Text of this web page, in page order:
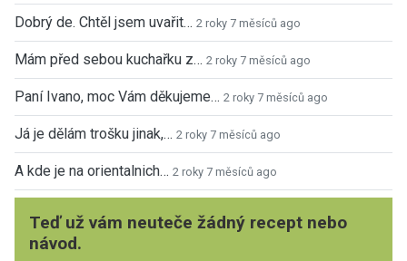
Dobrý de. Chtěl jsem uvařit… 2 roky 7 měsíců ago
Mám před sebou kuchařku z… 2 roky 7 měsíců ago
Paní Ivano, moc Vám děkujeme… 2 roky 7 měsíců ago
Já je dělám trošku jinak,… 2 roky 7 měsíců ago
A kde je na orientalnich… 2 roky 7 měsíců ago
Teď už vám neuteče žádný recept nebo
návod.